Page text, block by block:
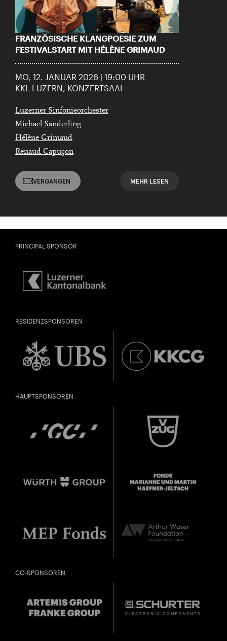
FRANZÖSISCHE KLANGPOESIE ZUM
FESTIVALSTART MIT HÉLÈNE GRIMAUD
MO, 12. JANUAR 2026 | 19:00 UHR
KKL LUZERN, KONZERTSAAL
Luzerner Sinfonieorchester
Michael Sanderling
Hélène Grimaud
Renaud Capuçon
VERGANGEN MEHR LESEN
PRINCIPAL SPONSOR
RESIDENZSPONSOREN
HAUPTSPONSOREN
CO-SPONSOREN